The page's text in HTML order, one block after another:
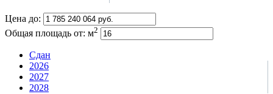
Цена до:
Общая площадь от: м2
Сдан
2026
2027
2028